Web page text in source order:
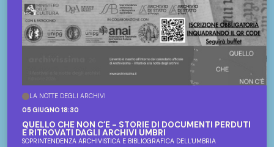
LA NOTTE DEGLI ARCHIVI
05 GIUGNO 18:30
QUELLO CHE NON C’È - STORIE DI DOCUMENTI PERDUTI
E RITROVATI DAGLI ARCHIVI UMBRI
SOPRINTENDENZA ARCHIVISTICA E BIBLIOGRAFICA DELL'UMBRIA